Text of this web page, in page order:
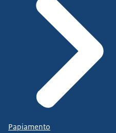
Papiamento